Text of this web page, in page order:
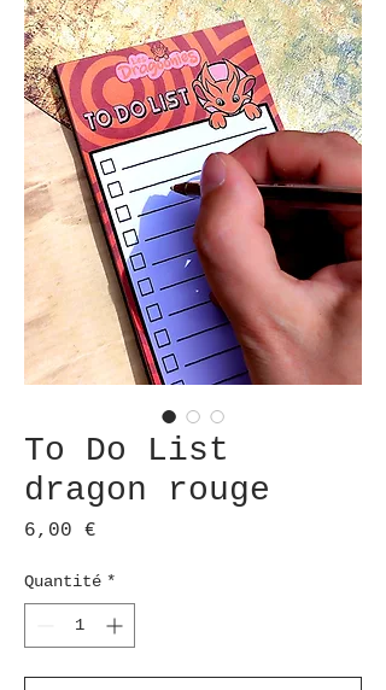
To Do List
dragon rouge
6,00 €
Quantité *